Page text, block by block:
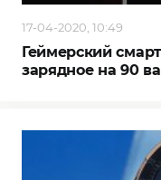
17-04-2020, 10:49
Геймерский
зарядное на 90